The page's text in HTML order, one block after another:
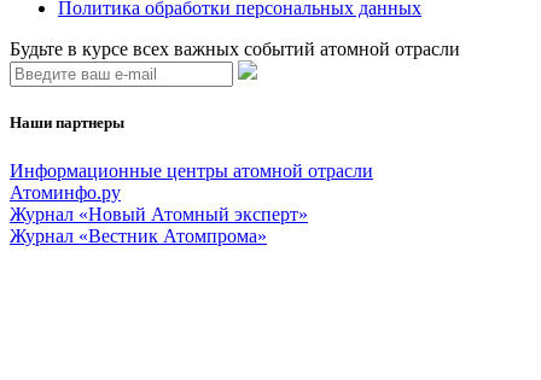
Политика обработки персональных данных
Будьте в курсе всех важных событий атомной отрасли
Наши партнеры
Информационные центры атомной отрасли
Атоминфо.ру
Журнал «Новый Атомный эксперт»
Журнал «Вестник Атомпрома»